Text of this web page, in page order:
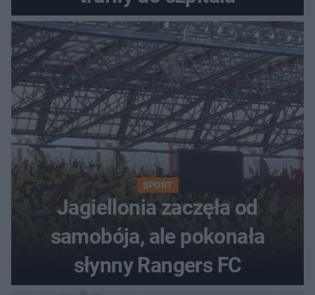
SPORT
Jagiellonia zaczęła od
samobója, ale pokonała
słynny Rangers FC